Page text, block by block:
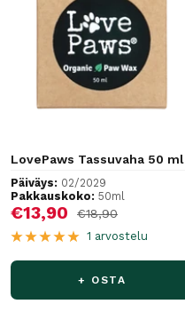
LovePaws Tassuvaha 50 ml
Päiväys: 02/2029
Pakkauskoko: 50ml
Alennushinta
€13,90 Normaalihinta
€18,90
1 arvostelu
+ OSTA